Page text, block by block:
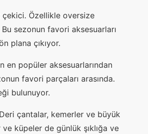
Özellikle oversize
sezonun favori aksesuarları
plana çıkıyor.
en popüler aksesuarlarından
favori parçaları arasında.
bulunuyor.
çantalar, kemerler ve büyük
küpeler de günlük şıklığa ve